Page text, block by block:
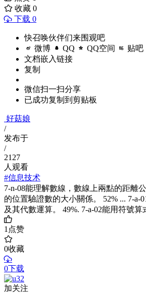
收藏 0
下载 0
快召唤伙伴们来围观吧
微博 QQ QQ空间 贴吧
文档嵌入链接
复制
微信扫一扫分享
已成功复制到剪贴板
好菇娘
/
发布于
/
2127
人观看
#信息技术
7-n-08能理解數線，數線上兩點的距離
的位置驗證數的大小關係。 52% ... 7-a-
及其代數運算。 49%. 7-a-02能用符號算
1点赞
0收藏
0下载
加关注